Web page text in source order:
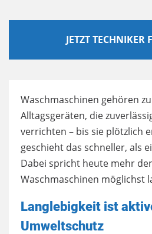
JETZT TECHNIKER
Waschmaschinen gehören
Alltagsgeräten, die
verrichten – bis sie plötzlich
geschieht das schneller, als
Dabei spricht heute mehr
Waschmaschinen möglichst
Langlebigkeit ist
Umweltschutz